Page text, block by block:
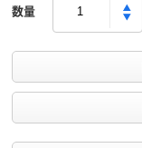
数量